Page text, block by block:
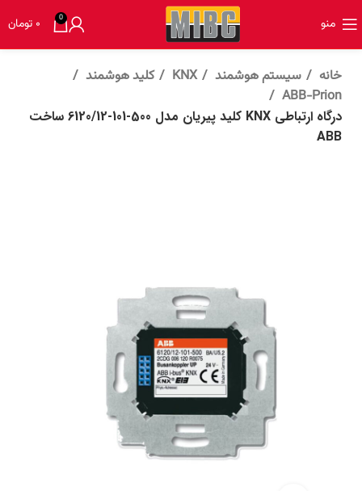
منو 0 ۰ تومان
خانه سیستم هوشمند KNX
کلید هوشمند
ABB-Prion
درگاه ارتباطي KNX کلید پیریان مدل 500-101-6120/12 ساخت
ABB